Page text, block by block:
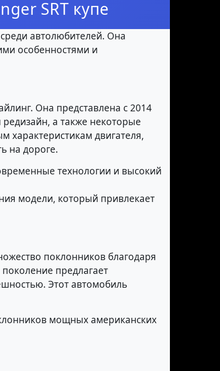
SRT купе
автолюбителей. Она
особенностями и
Она представлена с 2014
а также некоторые
характеристикам двигателя,
на дороге.
технологии и высокий
модели, который привлекает
поклонников благодаря
предлагает
Этот автомобиль
мощных американских